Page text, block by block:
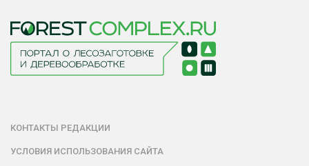
КОНТАКТЫ РЕДАКЦИИ
УСЛОВИЯ ИСПОЛЬЗОВАНИЯ САЙТА